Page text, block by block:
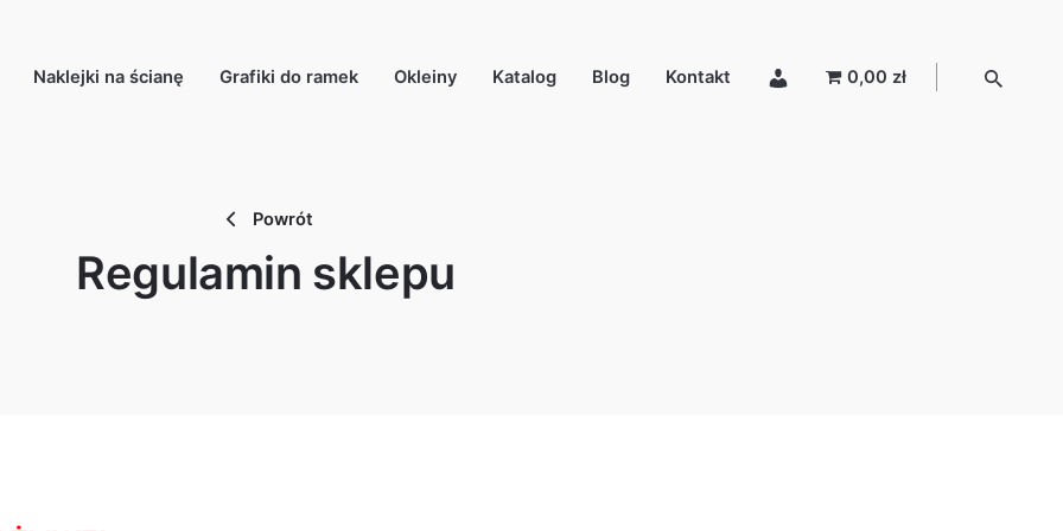
Naklejki na ścianę Grafiki do ramek Okleiny Katalog Blog Kontakt 0,00 zł
Powrót
Regulamin sklepu